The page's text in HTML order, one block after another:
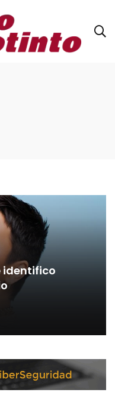
identifico